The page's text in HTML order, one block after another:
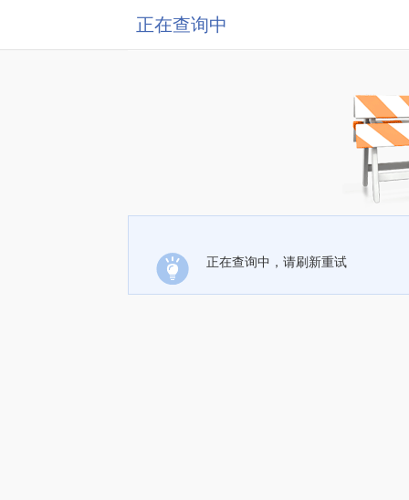
正在查询中
正在查询中，请刷新重试